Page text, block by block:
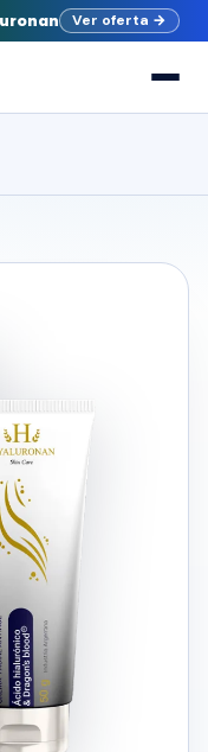
Ver oferta →